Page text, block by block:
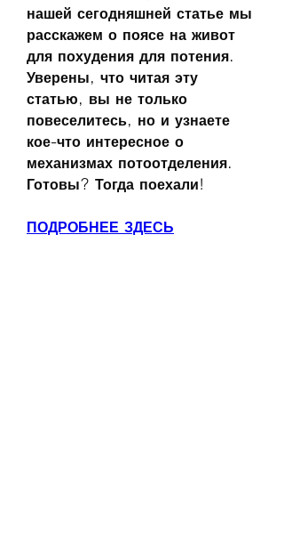
нашей сегодняшней статье мы
расскажем о поясе на живот
для похудения для потения.
Уверены, что читая эту
статью, вы не только
повеселитесь, но и узнаете
кое-что интересное о
механизмах потоотделения.
Готовы? Тогда поехали!
ПОДРОБНЕЕ ЗДЕСЬ